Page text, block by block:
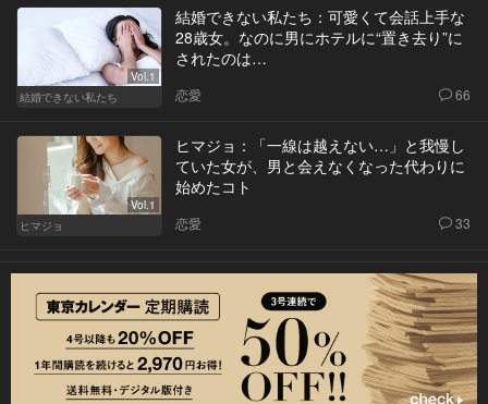
Vol.1
結婚できない私たち
結婚できない私たち：可愛くて会話上手な
28歳女。なのに男にホテルに“置き去り”に
されたのは…
恋愛 66
Vol.1
ヒマジョ
ヒマジョ：「一線は越えない…」と我慢し
ていた女が、男と会えなくなった代わりに
始めたコト
恋愛 33